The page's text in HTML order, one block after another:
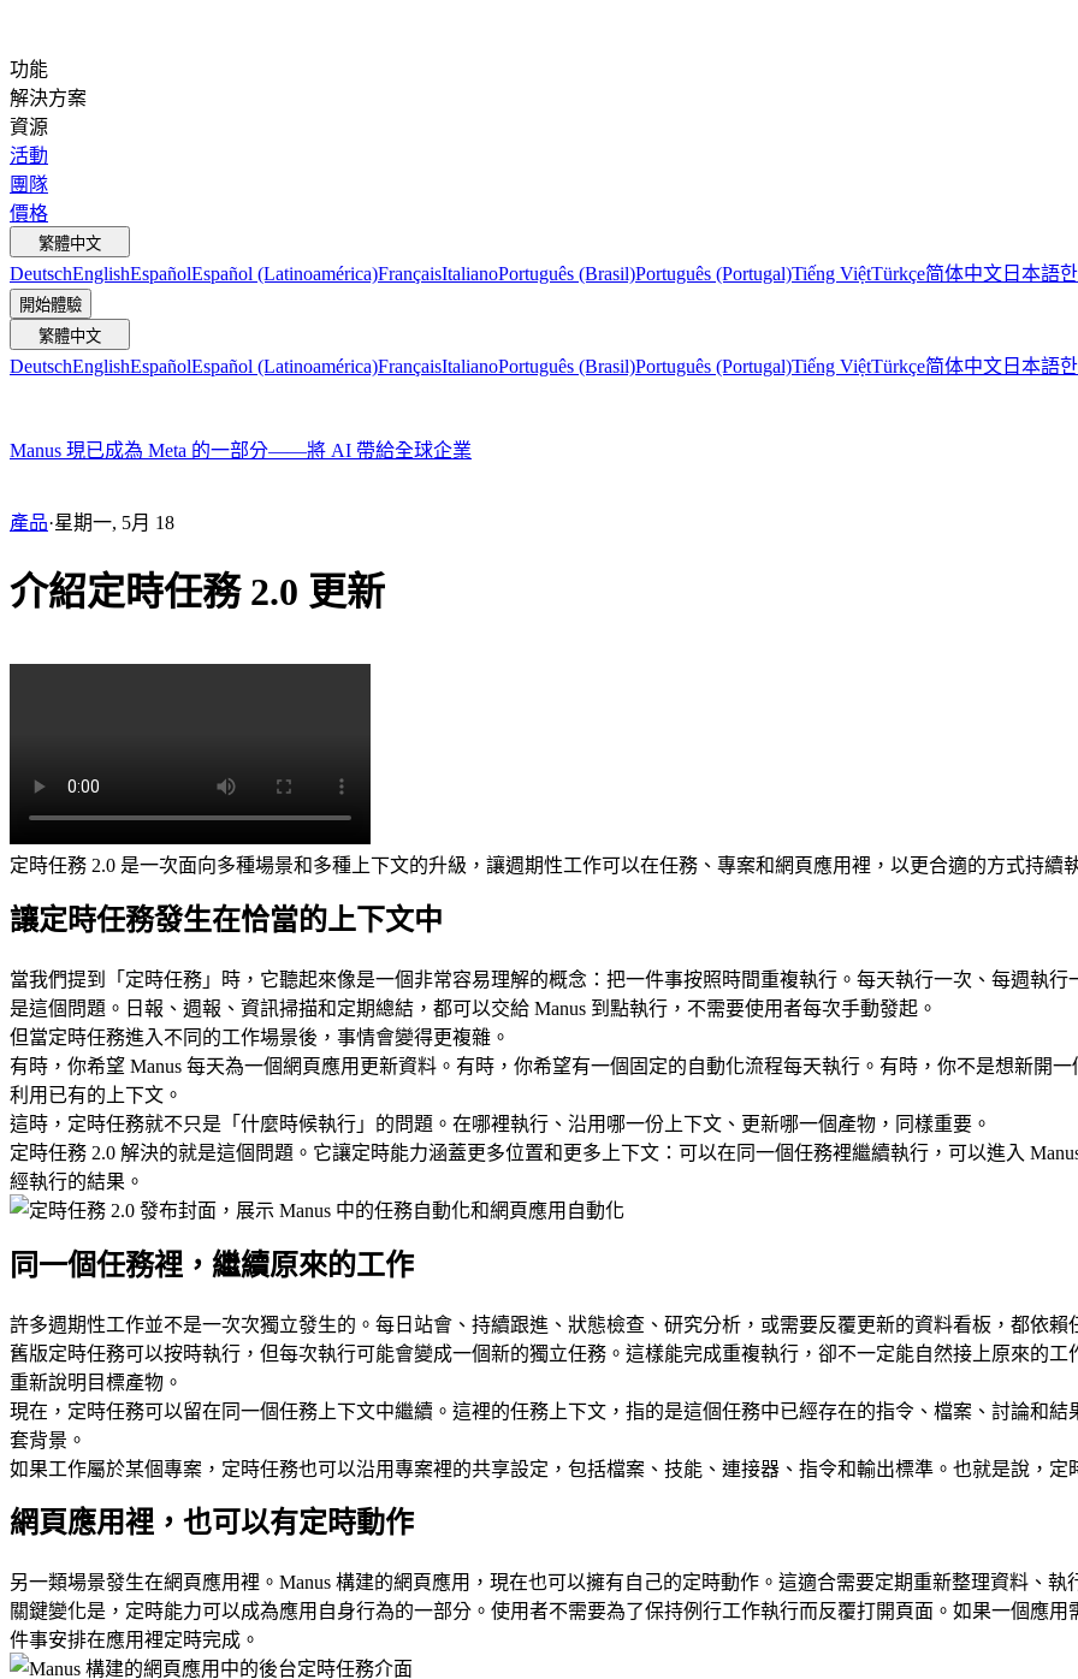
功能
解決方案
資源
活動
團隊
價格
繁體中文
DeutschEnglishEspañolEspañol (Latinoamérica)FrançaisItalianoPortuguês (Brasil)Português (Portugal)Tiếng ViệtTürkçe简体中文 日本語
開始體驗
繁體中文
DeutschEnglishEspañolEspañol (Latinoamérica)FrançaisItalianoPortuguês (Brasil)Português (Portugal)Tiếng ViệtTürkçe简体中文 日本語
Manus 現已成為 Meta 的一部分——將 AI 帶給全球企業
產品·星期一, 5月 18
介紹定時任務 2.0 更新
定時任務 2.0 是一次面向多種場景和多種上下文的升級，讓週期性工作可以在任務、專案和網頁應用裡，以更合適的方式持續
讓定時任務發生在恰當的上下文中
當我們提到「定時任務」時，它聽起來像是一個非常容易理解的概念：把一件事按照時間重複執行。每天執行一次、每週執
是這個問題。日報、週報、資訊掃描和定期總結，都可以交給 Manus 到點執行，不需要使用者每次手動發起。
但當定時任務進入不同的工作場景後，事情會變得更複雜。
有時，你希望 Manus 每天為一個網頁應用更新資料。有時，你希望有一個固定的自動化流程每天執行。有時，你不是想新開
利用已有的上下文。
這時，定時任務就不只是「什麼時候執行」的問題。 在哪裡執行、沿用哪一份上下文、更新哪一個產物 ，同樣重要。
定時任務 2.0 解決的就是這個問題。它讓定時能力涵蓋更多位置和更多上下文：可以在同一個任務裡繼續執行，可以進入
經執行的結果。
同一個任務裡，繼續原來的工作
許多週期性工作並不是一次次獨立發生的。每日站會、持續跟進、狀態檢查、研究分析，或需要反覆更新的資料看板，都依賴
舊版定時任務可以按時執行，但每次執行可能會變成一個新的獨立任務。這樣能完成重複執行，卻不一定能自然接上原來的
重新說明目標產物。
現在，定時任務可以留在同一個任務上下文中繼續。這裡的任務上下文，指的是這個任務中已經存在的指令、檔案、討論和
套背景。
如果工作屬於某個專案，定時任務也可以沿用專案裡的共享設定，包括檔案、技能、連接器、指令和輸出標準。也就是說，
網頁應用裡，也可以有定時動作
另一類場景發生在網頁應用裡。Manus 構建的網頁應用，現在也可以擁有自己的定時動作。這適合需要定期重新整理資料、
關鍵變化是，定時能力可以成為應用自身行為的一部分。使用者不需要為了保持例行工作執行而反覆打開頁面。如果一個應
件事安排在應用裡定時完成。